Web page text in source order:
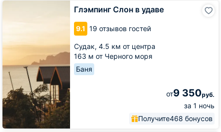
Глэмпинг Слон в удаве
9.1 19 отзывов гостей
Судак, 4.5 км от центра
163 м от Черного моря
Баня
от9 350руб.
за 1 ночь
Получите468 бонусов
Глэмпинг